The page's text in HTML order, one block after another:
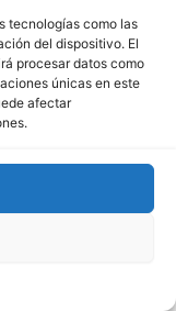
tecnologías como las
del dispositivo. El
procesar datos como
únicas en este
afectar
De Los Bancos |